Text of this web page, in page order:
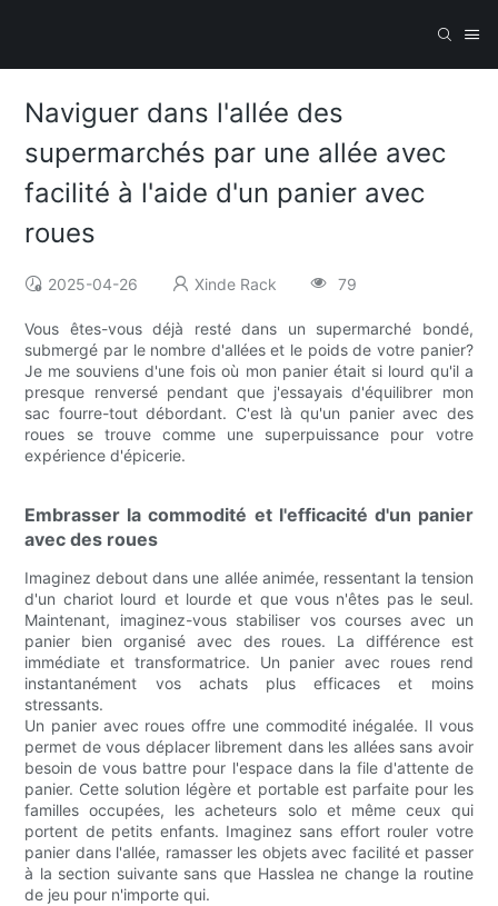
Naviguer dans l'allée des
supermarchés par une allée avec
facilité à l'aide d'un panier avec
roues
2025-04-26 Xinde Rack 79
Vous êtes-vous déjà resté dans un supermarché bondé,
submergé par le nombre d'allées et le poids de votre panier?
Je me souviens d'une fois où mon panier était si lourd qu'il a
presque renversé pendant que j'essayais d'équilibrer mon
sac fourre-tout débordant. C'est là qu'un panier avec des
roues se trouve comme une superpuissance pour votre
expérience d'épicerie.
Embrasser la commodité et l'efficacité d'un panier
avec des roues
Imaginez debout dans une allée animée, ressentant la tension
d'un chariot lourd et lourde et que vous n'êtes pas le seul.
Maintenant, imaginez-vous stabiliser vos courses avec un
panier bien organisé avec des roues. La différence est
immédiate et transformatrice. Un panier avec roues rend
instantanément vos achats plus efficaces et moins
stressants.
Un panier avec roues offre une commodité inégalée. Il vous
permet de vous déplacer librement dans les allées sans avoir
besoin de vous battre pour l'espace dans la file d'attente de
panier. Cette solution légère et portable est parfaite pour les
familles occupées, les acheteurs solo et même ceux qui
portent de petits enfants. Imaginez sans effort rouler votre
panier dans l'allée, ramasser les objets avec facilité et passer
à la section suivante sans que Hasslea ne change la routine
de jeu pour n'importe qui.